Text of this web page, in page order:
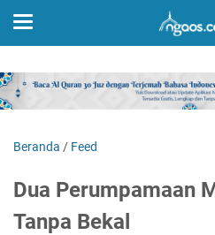
Beranda / Feed
Dua Perumpamaan
Tanpa Bekal